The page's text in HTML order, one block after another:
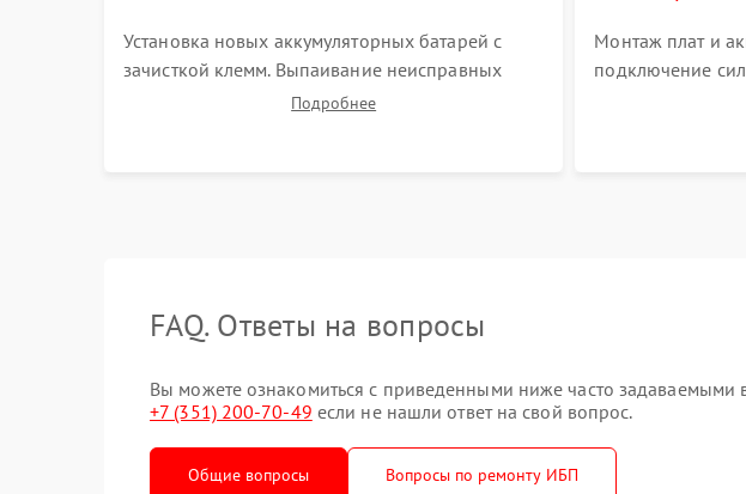
Установка новых аккумуляторных батарей с
зачисткой клемм. Выпаивание неисправных
элементов инвертора или цепи зарядки и
Подробнее
Монтаж плат и
подключение
ПК для
FAQ. Ответы на вопросы
Вы можете ознакомиться с приведенными ниже часто задаваемыми
+7 (351) 200-70-49 если не нашли ответ на свой вопрос.
Общие вопросы Вопросы по ремонту ИБП